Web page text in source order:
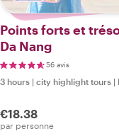
Points forts et
Da Nang
56 avis
3 hours | city highlight tours |
€18.38
par personne